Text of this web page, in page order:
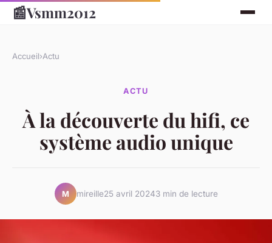
📰Vsmm2012
Accueil›Actu
ACTU
À la découverte du hifi, ce
système audio unique
M mireille25 avril 20243 min de lecture